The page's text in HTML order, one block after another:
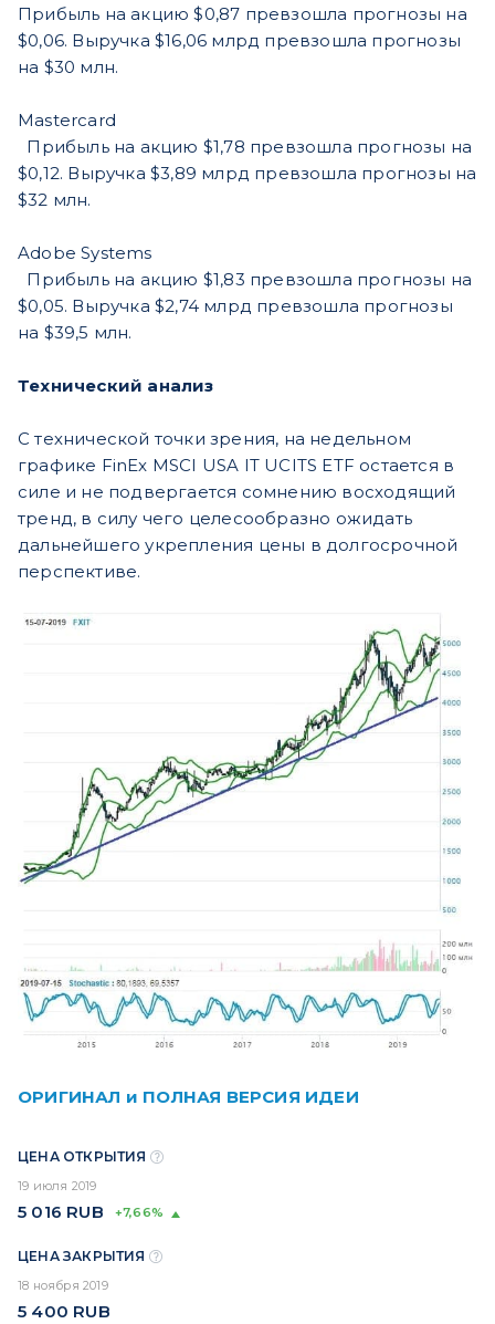
Прибыль на акцию $0,87 превзошла прогнозы на
$0,06. Выручка $16,06 млрд превзошла прогнозы
на $30 млн.
Mastercard
Прибыль на акцию $1,78 превзошла прогнозы на
$0,12. Выручка $3,89 млрд превзошла прогнозы на
$32 млн.
Adobe Systems
Прибыль на акцию $1,83 превзошла прогнозы на
$0,05. Выручка $2,74 млрд превзошла прогнозы
на $39,5 млн.
Технический анализ
С технической точки зрения, на недельном
графике FinEx MSCI USA IT UCITS ETF остается в
силе и не подвергается сомнению восходящий
тренд, в силу чего целесообразно ожидать
дальнейшего укрепления цены в долгосрочной
перспективе.
ОРИГИНАЛ и ПОЛНАЯ ВЕРСИЯ ИДЕИ
ЦЕНА ОТКРЫТИЯ
19 июля 2019
5 016 RUB +7,66%
ЦЕНА ЗАКРЫТИЯ
18 ноября 2019
5 400 RUB